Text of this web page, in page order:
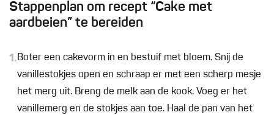
Stappenplan om recept “Cake met
aardbeien” te bereiden
1.Boter een cakevorm in en bestuif met bloem. Snij de
vanillestokjes open en schraap er met een scherp mesje
het merg uit. Breng de melk aan de kook. Voeg er het
vanillemerg en de stokjes aan toe. Haal de pan van het